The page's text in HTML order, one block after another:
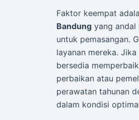
Faktor keempat
Bandung yang andal
untuk pemasangan.
layanan mereka.
bersedia
perbaikan atau
perawatan tahunan
dalam kondisi